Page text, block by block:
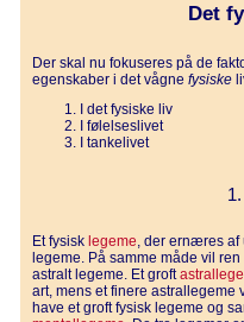
Det
Der skal nu fokuseres på de
egenskaber i det vågne fysiske
I det fysiske liv
I følelseslivet
I tankelivet
Et fysisk legeme, der ernæres af
legeme. På samme måde vil
astralt legeme. Et groft
art, mens et finere astrallegeme
have et groft fysisk legeme og